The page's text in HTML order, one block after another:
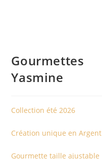
Gourmettes
Yasmine
Collection été 2026
Création unique en Argent
Gourmette taille ajustable